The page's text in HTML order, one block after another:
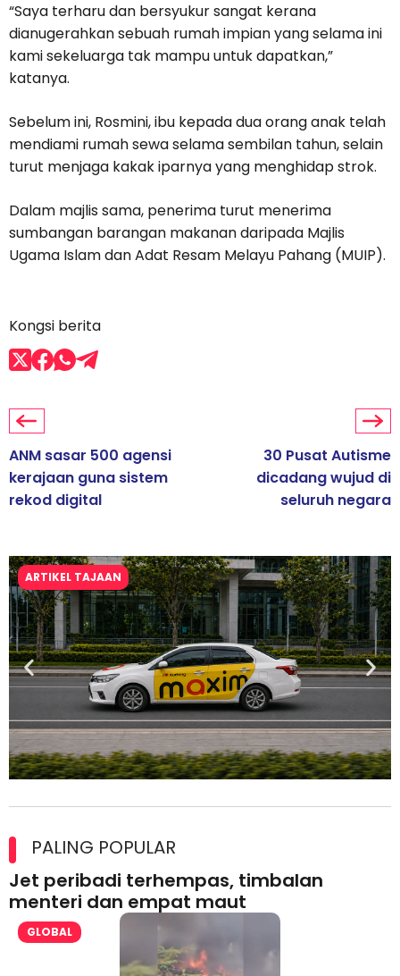
“Saya terharu dan bersyukur sangat kerana
dianugerahkan sebuah rumah impian yang selama ini
kami sekeluarga tak mampu untuk dapatkan,”
katanya.
Sebelum ini, Rosmini, ibu kepada dua orang anak telah
mendiami rumah sewa selama sembilan tahun, selain
turut menjaga kakak iparnya yang menghidap strok.
Dalam majlis sama, penerima turut menerima
sumbangan barangan makanan daripada Majlis
Ugama Islam dan Adat Resam Melayu Pahang (MUIP).
Kongsi berita
ANM sasar 500 agensi
kerajaan guna sistem
rekod digital
30 Pusat Autisme
dicadang wujud di
seluruh negara
ARTIKEL TAJAAN
lesen separuh pertama 2026
PALING POPULAR
Jet peribadi terhempas, timbalan
menteri dan empat maut
GLOBAL